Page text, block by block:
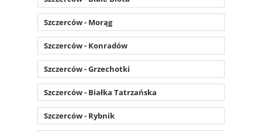
Szczerców - Morąg
Szczerców - Konradów
Szczerców - Grzechotki
Szczerców - Białka Tatrzańska
Szczerców - Rybnik